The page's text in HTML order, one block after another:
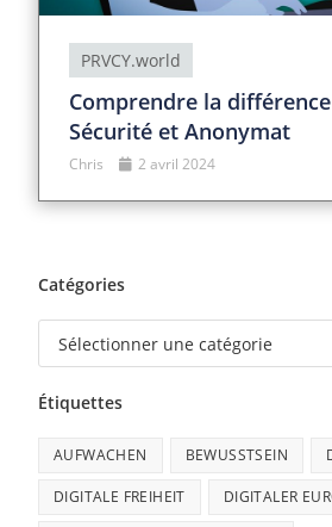
PRVCY.world
Comprendre la
Sécurité et Anonymat
Chris 2 avril 2024
Catégories
Étiquettes
AUFWACHEN BEWUSSTSEIN
DIGITALE FREIHEIT DIGITALER